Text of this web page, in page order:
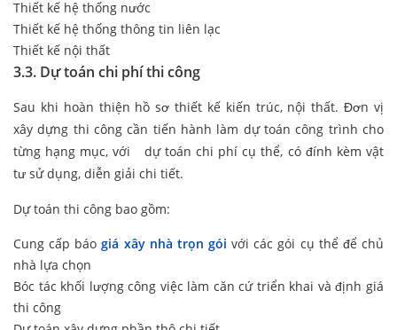
Thiết kế hệ thống nước
Thiết kế hệ thống thông tin liên lạc
Thiết kế nội thất
3.3. Dự toán chi phí thi công
Sau khi hoàn thiện hồ sơ thiết kế kiến trúc, nội thất. Đơn vị
xây dựng thi công cần tiến hành làm dự toán công trình cho
từng hạng mục, với dự toán chi phí cụ thể, có đính kèm vật
tư sử dụng, diễn giải chi tiết.
Dự toán thi công bao gồm:
Cung cấp báogiá xây nhà trọn gói với các gói cụ thể để chủ
nhà lựa chọn
Bóc tác khối lượng công việc làm căn cứ triển khai và định giá
thi công